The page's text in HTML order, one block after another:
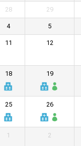
28 29
4 5
11 12
18 19
25 26
1 2